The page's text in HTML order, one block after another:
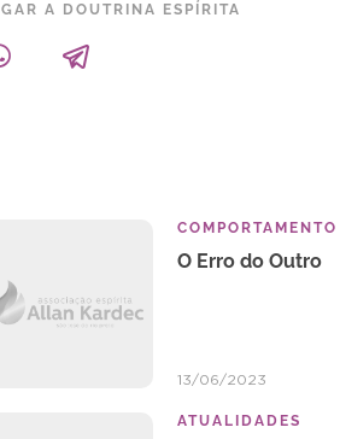
A DOUTRINA ESPÍRITA
COMPORTAMENTO
O Erro do Outro
13/06/2023
ATUALIDADES